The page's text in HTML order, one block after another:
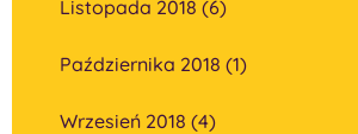
Listopada 2018 (6)
Października 2018 (1)
Wrzesień 2018 (4)